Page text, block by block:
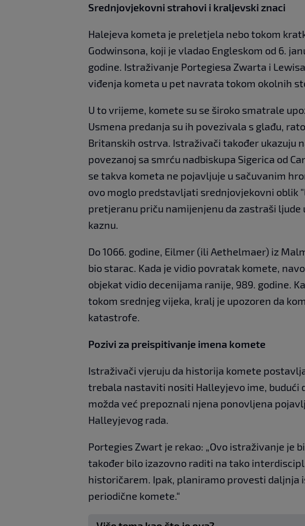
Srednjovjekovni strahovi i kraljevski znaci
Halejeva kometa je preletjela nebo tokom
Godwinsona, koji je vladao Engleskom od 6.
godine. Istraživanje Portegiesa Zwarta i
viđenja kometa u pet navrata tokom okolnih
U to vrijeme, komete su se široko smatrale
Usmena predanja su ih povezivala s glađu,
Britanskih ostrva. Istraživači također ukazuju
povezanoj sa smrću nadbiskupa Sigerica od
se takva kometa ne pojavljuje u sačuvanim
ovo moglo predstavljati srednjovjekovni oblik
pretjeranu priču namijenjenu da zastraši ljude
kaznu.
Do 1066. godine, Eilmer (ili Aethelmaer) iz
bio starac. Kada je vidio povratak komete,
objekat vidio decenijama ranije, 989. godine.
tokom srednjeg vijeka, kralj je upozoren da
katastrofe.
Pozivi za preispitivanje imena komete
Istraživači vjeruju da historija komete
trebala nastaviti nositi Halleyjevo ime, budući
možda već prepoznali njena ponovljena
Halleyjevog rada.
Portegies Zwart je rekao: „Ovo istraživanje je
također bilo izazovno raditi na tako
historičarem. Ipak, planiramo provesti daljnja
periodične komete.“